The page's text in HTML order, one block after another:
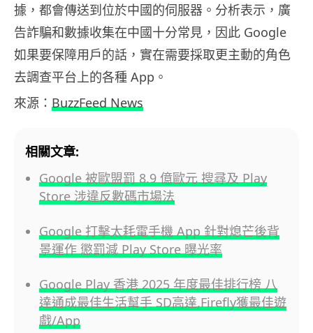
據，都會傳送到位於中國的伺服器。分析表示，廣
告詐騙和數據收集在中國十分常見，因此 Google
如果要保障用戶的話，實在需要採取更主動的角色
去調查平台上的各種 App。
來源： BuzzFeed News
相關文章:
Google 被歐盟罰 8.9 億歐元 搜尋及 Play
Store 涉違反數碼市場法
Google 打擊太耗電手機 App 針對熄芒後背
景運作 懲罰減 Play Store 曝光率
Google Play 香港 2025 年度最佳排行榜 八
達通成最佳生活幫手 SD高達,Firefly獲最佳遊
戲/App